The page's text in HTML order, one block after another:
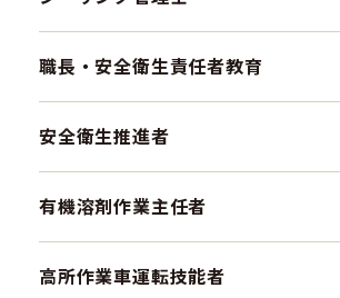
職長・安全衛生責任者教育
安全衛生推進者
有機溶剤作業主任者
高所作業車運転技能者